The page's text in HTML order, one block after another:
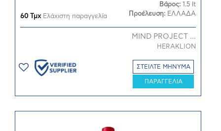
60 ΤμχΕλάχιστη παραγγελία
Βάρος: 1.5 lt
Προέλευση: ΕΛΛΑΔΑ
MIND PROJECT ...
HERAKLION
ΣΤΕΙΛΤΕ ΜΗΝΥΜΑ
ΠΑΡΑΓΓΕΛΙΑ